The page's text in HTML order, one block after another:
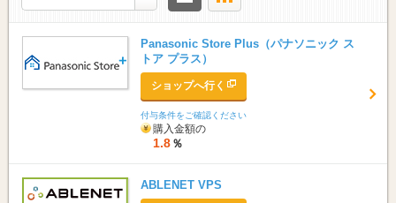
Panasonic Store Plus（パナソニック ス
トア プラス）
ショップへ行く
付与条件をご確認ください
購入金額の
1.8 ％
ABLENET VPS